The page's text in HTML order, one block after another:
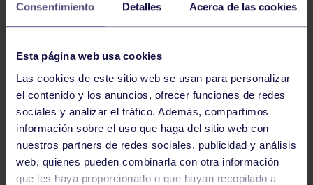
Consentimiento Detalles Acerca de las cookies
Esta página web usa cookies
Las cookies de este sitio web se usan para personalizar
el contenido y los anuncios, ofrecer funciones de redes
sociales y analizar el tráfico. Además, compartimos
información sobre el uso que haga del sitio web con
nuestros partners de redes sociales, publicidad y análisis
web, quienes pueden combinarla con otra información
que les haya proporcionado o que hayan recopilado a
NOTICIAS RELACIONADAS